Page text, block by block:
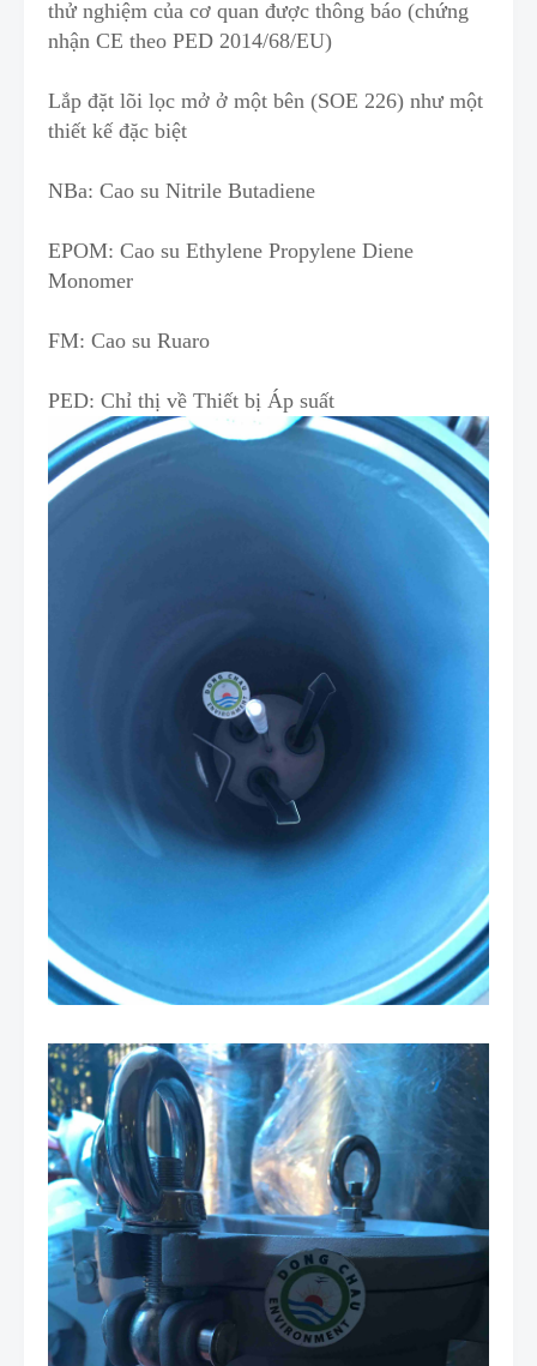
thử nghiệm của cơ quan được thông báo (chứng
nhận CE theo PED 2014/68/EU)
Lắp đặt lõi lọc mở ở một bên (SOE 226) như một
thiết kế đặc biệt
NBa: Cao su Nitrile Butadiene
EPOM: Cao su Ethylene Propylene Diene
Monomer
FM: Cao su Ruaro
PED: Chỉ thị về Thiết bị Áp suất